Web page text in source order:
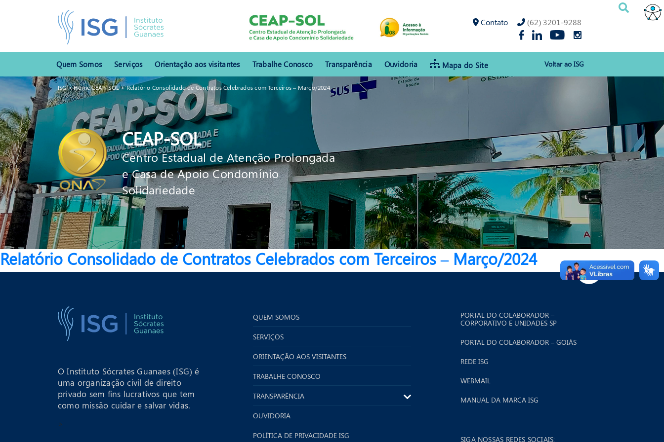
Contato (62) 3201-9288
Quem Somos Serviços Orientação aos visitantes Trabalhe Conosco Transparência Ouvidoria Mapa do Site Voltar ao ISG
ISG>Home CEAP-SOL>Relatório Consolidado de Contratos Celebrados com Terceiros – Março/2024
CEAP-SOL
Centro Estadual de Atenção Prolongada
e Casa de Apoio Condomínio
Solidariedade
Relatório Consolidado de Contratos Celebrados com Terceiros – Março/2024
O Instituto Sócrates Guanaes (ISG) é
uma organização civil de direito
privado sem fins lucrativos que tem
como missão cuidar e salvar vidas.
>
QUEM SOMOS
SERVIÇOS
ORIENTAÇÃO AOS VISITANTES
TRABALHE CONOSCO
TRANSPARÊNCIA
OUVIDORIA
POLÍTICA DE PRIVACIDADE ISG
PORTAL DO COLABORADOR –
CORPORATIVO E UNIDADES SP
PORTAL DO COLABORADOR – GOIÁS
REDE ISG
WEBMAIL
MANUAL DA MARCA ISG
SIGA NOSSAS REDES SOCIAIS: